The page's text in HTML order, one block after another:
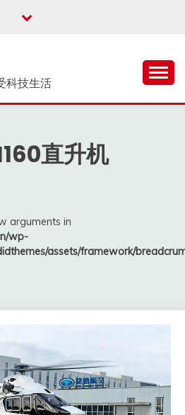
科技生活
直升机
arguments in
wp-
assets/framework/